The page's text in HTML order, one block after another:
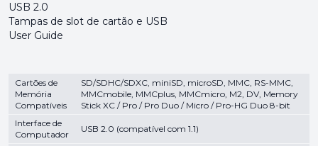
USB 2.0
Tampas de slot de cartão e USB
User Guide
Cartões de
Memória
Compatíveis
SD/SDHC/SDXC, miniSD, microSD, MMC, RS-MMC,
MMCmobile, MMCplus, MMCmicro, M2, DV, Memory
Stick XC / Pro / Pro Duo / Micro / Pro-HG Duo 8-bit
Interface de
Computador
USB 2.0 (compatível com 1.1)